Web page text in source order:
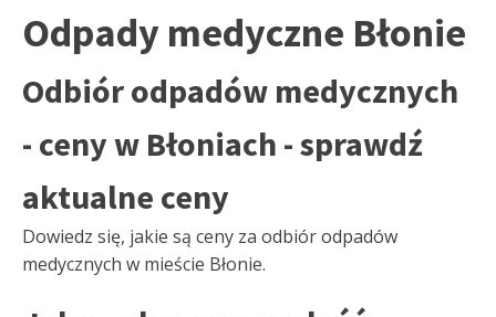
Odpady medyczne Błonie
Odbiór odpadów medycznych
- ceny w Błoniach - sprawdź
aktualne ceny
Dowiedz się, jakie są ceny za odbiór odpadów
medycznych w mieście Błonie.